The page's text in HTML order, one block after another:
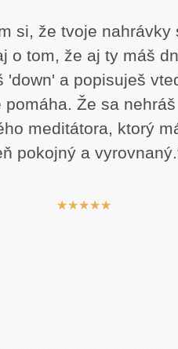
si, že tvoje nahrávky
o tom, že aj ty máš
'down' a popisuješ
pomáha. Že sa
meditátora, ktorý
pokojný a
★★★★★